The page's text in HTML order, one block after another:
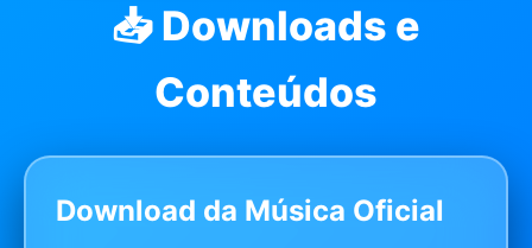
📥 Downloads e
Conteúdos
Download da Música Oficial